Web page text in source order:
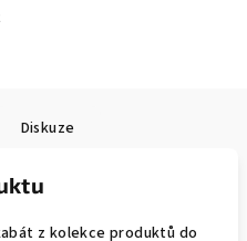
Diskuze
z kolekce produktů do